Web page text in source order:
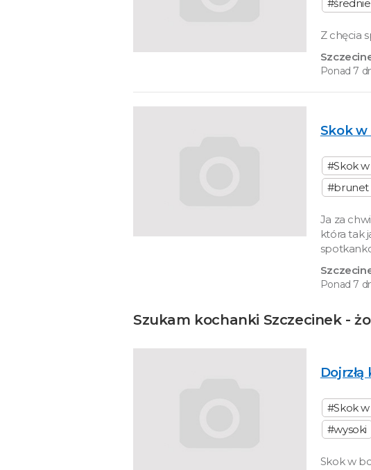
Z chęcia
Ponad 7
Skok
#Skok
#brunet
Ja za
która tak
Ponad 7
Szukam kochanki Szczecinek -
#Skok
#wysoki
Skok w